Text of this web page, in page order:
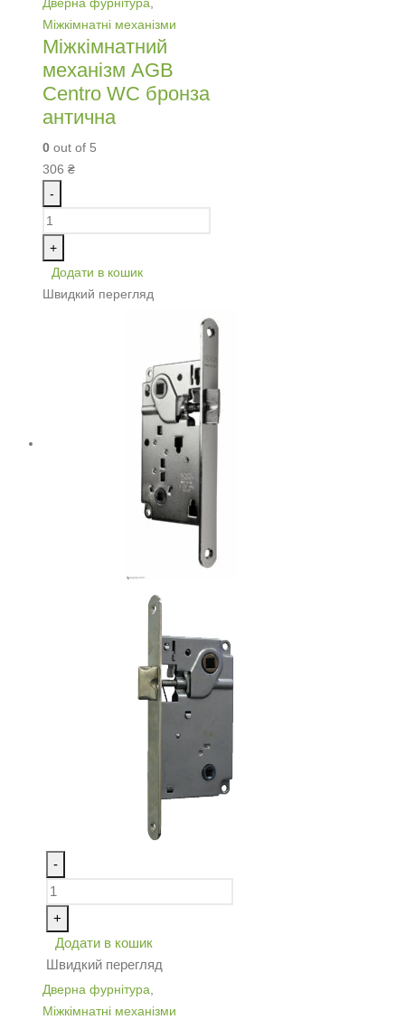
Міжкімнатні механізми
Міжкімнатний
механізм AGB
Centro WC бронза
антична
0 out of 5
306 ₴
-
+
Додати в кошик
Швидкий перегляд
-
+
Додати в кошик
Швидкий перегляд
Дверна фурнітура
Міжкімнатні механізми